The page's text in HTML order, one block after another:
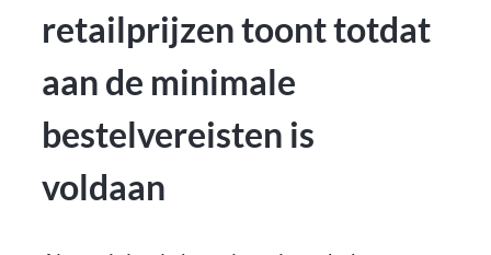
retailprijzen toont totdat
aan de minimale
bestelvereisten is
voldaan